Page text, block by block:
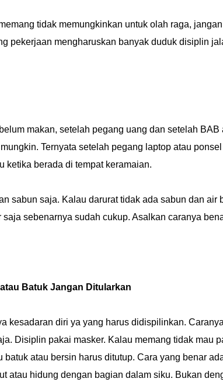
tidak memungkinkan untuk olah raga, jangan
pekerjaan mengharuskan banyak duduk disiplin
makan, setelah pegang uang dan setelah BAB
Ternyata setelah pegang laptop atau ponsel
ketika berada di tempat keramaian.
sabun saja. Kalau darurat tidak ada sabun dan air
sebenarnya sudah cukup. Asalkan caranya
Batuk Jangan Ditularkan
kesadaran diri ya yang harus didispilinkan. Caranya
Disiplin pakai masker. Kalau memang tidak mau
batuk atau bersin harus ditutup. Cara yang benar
atau hidung dengan bagian dalam siku. Bukan